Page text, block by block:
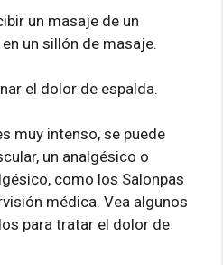
un masaje de un
un sillón de masaje.
el dolor de espalda.
muy intenso, se puede
un analgésico o
como los Salonpas
médica. Vea algunos
para tratar el dolor de